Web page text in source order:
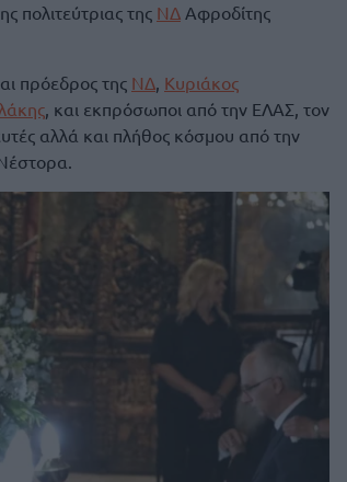
πολιτεύτριας της ΝΔ Αφροδίτης
πρόεδρος της ΝΔ, Κυριάκος
, και εκπρόσωποι από την ΕΛΑΣ, τον
αλλά και πλήθος κόσμου από την